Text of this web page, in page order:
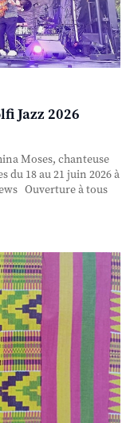
Jazz 2026
Moses, chanteuse
du 18 au 21 juin 2026 à
Ouverture à tous